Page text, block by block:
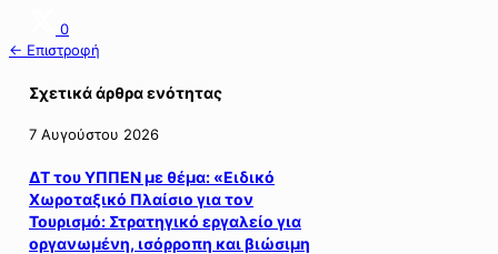
0
← Επιστροφή
Σχετικά άρθρα ενότητας
7 Αυγούστου 2026
ΔΤ του ΥΠΠΕΝ με θέμα: «Ειδικό
Χωροταξικό Πλαίσιο για τον
Τουρισμό: Στρατηγικό εργαλείο για
οργανωμένη, ισόρροπη και βιώσιμη